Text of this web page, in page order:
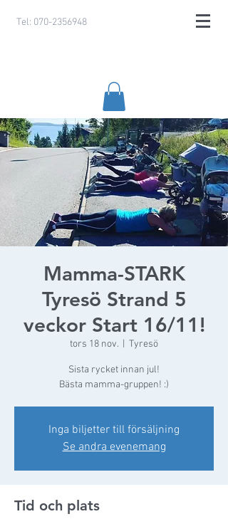
Tel: 070-2356948
Mamma-STARK
Tyresö Strand 5
veckor Start 16/11!
tors 18 nov. Tyresö
Sista rycket innan jul!
Bästa mamma-gruppen! :)
Inga biljetter till försäljning
Se andra evenemang
Tid och plats